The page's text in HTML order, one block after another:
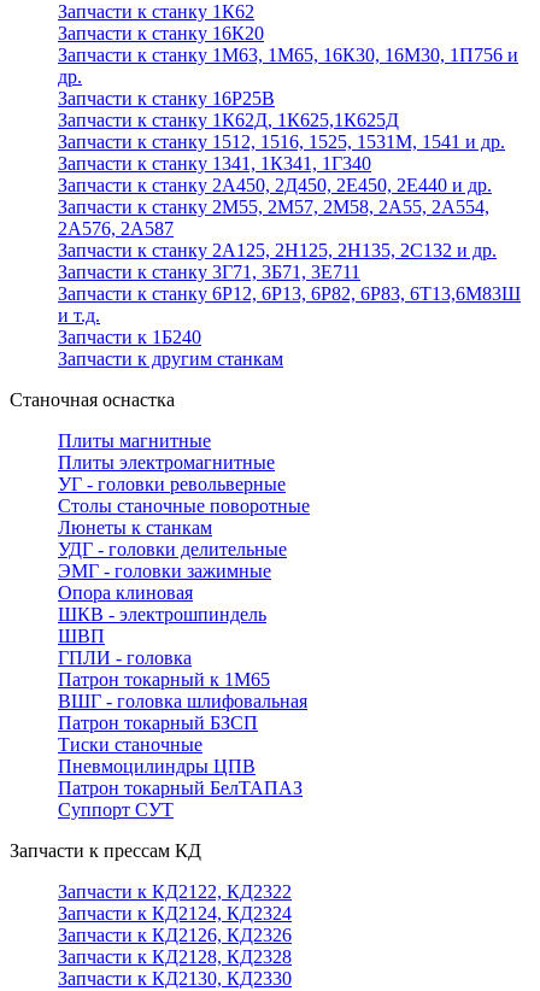
Запчасти к станку 1К62
Запчасти к станку 16К20
Запчасти к станку 1М63, 1М65, 16К30, 16М30, 1П756 и
др.
Запчасти к станку 16Р25В
Запчасти к станку 1К62Д, 1К625,1К625Д
Запчасти к станку 1512, 1516, 1525, 1531М, 1541 и др.
Запчасти к станку 1341, 1К341, 1Г340
Запчасти к станку 2А450, 2Д450, 2Е450, 2Е440 и др.
Запчасти к станку 2М55, 2М57, 2М58, 2А55, 2А554,
2А576, 2А587
Запчасти к станку 2А125, 2Н125, 2Н135, 2С132 и др.
Запчасти к станку 3Г71, 3Б71, 3Е711
Запчасти к станку 6Р12, 6Р13, 6Р82, 6Р83, 6Т13,6М83Ш
и т.д.
Запчасти к 1Б240
Запчасти к другим станкам
Станочная оснастка
Плиты магнитные
Плиты электромагнитные
УГ - головки револьверные
Столы станочные поворотные
Люнеты к станкам
УДГ - головки делительные
ЭМГ - головки зажимные
Опора клиновая
ШКВ - электрошпиндель
ШВП
ГПЛИ - головка
Патрон токарный к 1М65
ВШГ - головка шлифовальная
Патрон токарный БЗСП
Тиски станочные
Пневмоцилиндры ЦПВ
Патрон токарный БелТАПАЗ
Суппорт СУТ
Запчасти к прессам КД
Запчасти к КД2122, КД2322
Запчасти к КД2124, КД2324
Запчасти к КД2126, КД2326
Запчасти к КД2128, КД2328
Запчасти к КД2130, КД2330